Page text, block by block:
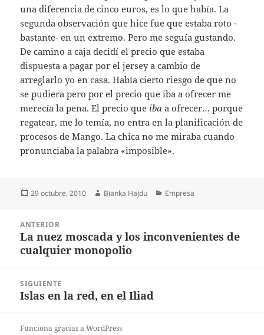
una diferencia de cinco euros, es lo que había. La
segunda observación que hice fue que estaba roto -
bastante- en un extremo. Pero me seguía gustando.
De camino a caja decidí el precio que estaba
dispuesta a pagar por el jersey a cambio de
arreglarlo yo en casa. Había cierto riesgo de que no
se pudiera pero por el precio que iba a ofrecer me
merecía la pena. El precio que iba a ofrecer… porque
regatear, me lo temía, no entra en la planificación de
procesos de Mango. La chica no me miraba cuando
pronunciaba la palabra «imposible».
Publicado
29 octubre, 2010 Autor
Bianka Hajdu Categorías
Empresa
entradas
ANTERIOR
Entrada
anterior:
La nuez moscada y los inconvenientes de
cualquier monopolio
SIGUIENTE
Entrada
Islas en la red, en el Iliad
Funciona gracias a WordPress